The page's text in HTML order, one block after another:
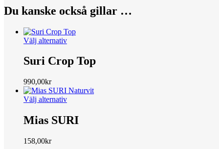
Du kanske också gillar …
Välj alternativDen
produkten
har
De
olika
kan
Suri Crop Top
990,00kr
Välj alternativDen
produkten
har
Mias SURI
158,00kr